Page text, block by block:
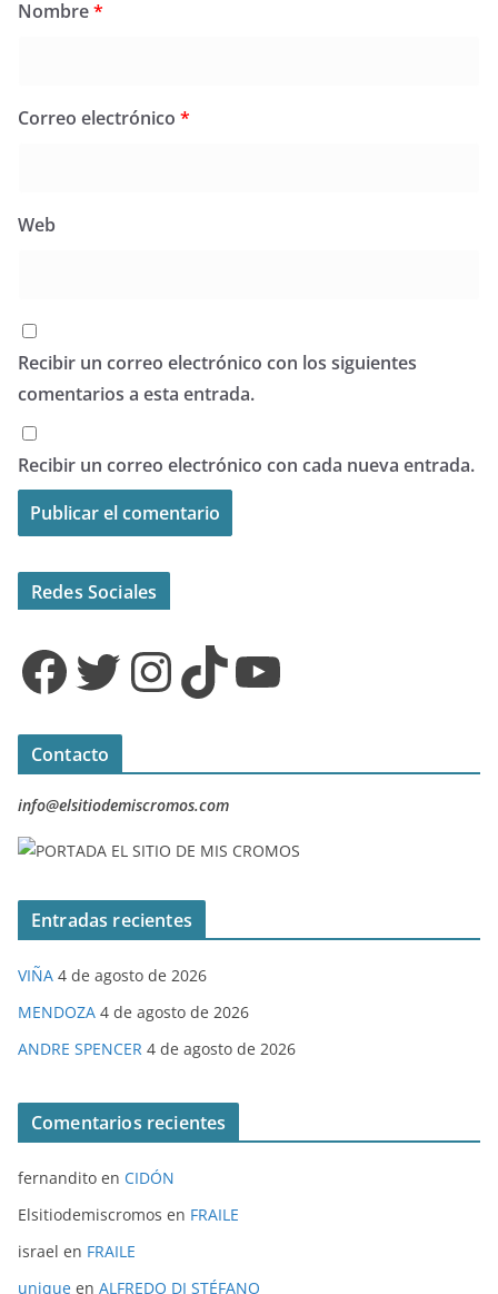
Nombre*
Correo electrónico *
Web
Recibir un correo electrónico con los siguientes
comentarios a esta entrada.
Recibir un correo electrónico con cada nueva entrada.
Redes Sociales
Facebook Twitter InstagramTikTok YouTube
Contacto
info@elsitiodemiscromos.com
Entradas recientes
VIÑA 4 de agosto de 2026
MENDOZA 4 de agosto de 2026
ANDRE SPENCER 4 de agosto de 2026
Comentarios recientes
fernandito en CIDÓN
Elsitiodemiscromos en FRAILE
israel en FRAILE
unique en ALFREDO DI STÉFANO